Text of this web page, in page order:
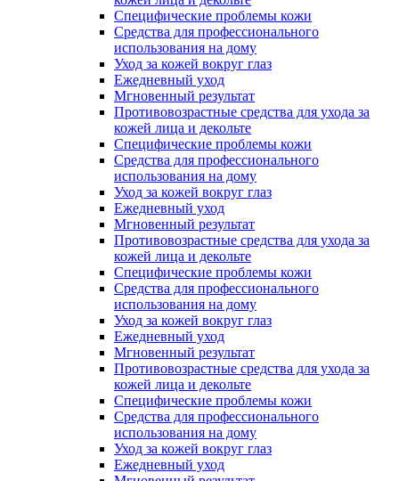
Специфические проблемы кожи
Средства для профессионального
использования на дому
Уход за кожей вокруг глаз
Ежедневный уход
Мгновенный результат
Противовозрастные средства для ухода за
кожей лица и декольте
Специфические проблемы кожи
Средства для профессионального
использования на дому
Уход за кожей вокруг глаз
Ежедневный уход
Мгновенный результат
Противовозрастные средства для ухода за
кожей лица и декольте
Специфические проблемы кожи
Средства для профессионального
использования на дому
Уход за кожей вокруг глаз
Ежедневный уход
Мгновенный результат
Противовозрастные средства для ухода за
кожей лица и декольте
Специфические проблемы кожи
Средства для профессионального
использования на дому
Уход за кожей вокруг глаз
Ежедневный уход